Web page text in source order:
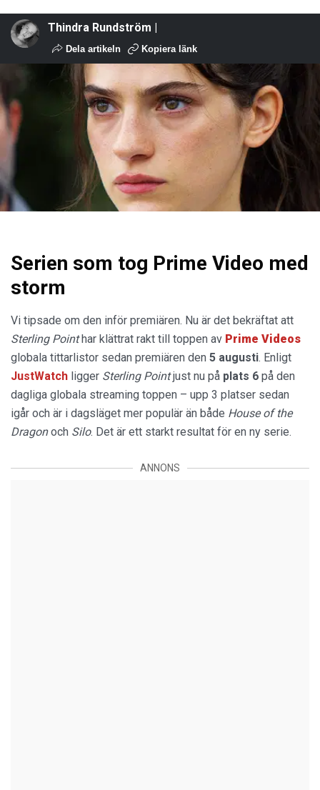
Thindra Rundström |
Dela artikeln Kopiera länk
Serien som tog Prime Video med
storm
Vi tipsade om den inför premiären. Nu är det bekräftat att
Sterling Pointhar klättrat rakt till toppen av Prime Videos
globala tittarlistor sedan premiären den 5 augusti. Enligt
JustWatch ligger Sterling Pointjust nu på plats 6 på den
dagliga globala streaming toppen – upp 3 platser sedan
igår och är i dagsläget mer populär än både House of the
Dragonoch Silo. Det är ett starkt resultat för en ny serie.
ANNONS